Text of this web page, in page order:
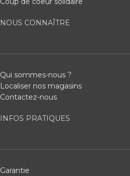
NOUS CONNAÎTRE
Qui sommes-nous ?
Localiser nos magasins
Contactez-nous
INFOS PRATIQUES
Garantie